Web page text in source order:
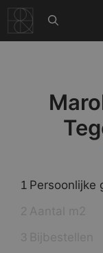
naar
de
1 Persoonlijke